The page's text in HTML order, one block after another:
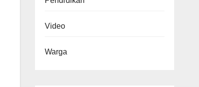
Video
Warga